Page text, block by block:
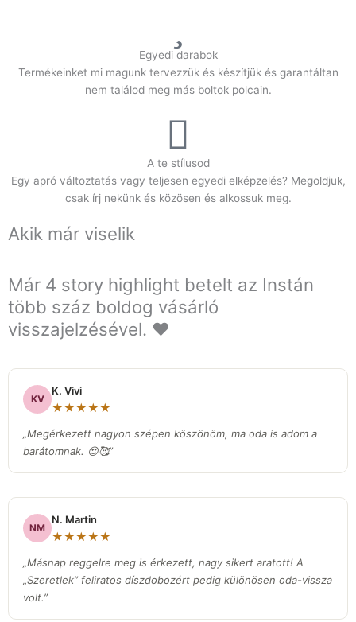
Egyedi darabok
Termékeinket mi magunk tervezzük és készítjük és garantáltan
nem találod meg más boltok polcain.
A te stílusod
Egy apró változtatás vagy teljesen egyedi elképzelés? Megoldjuk,
csak írj nekünk és közösen és alkossuk meg.
Akik már viselik
Már 4 story highlight betelt az Instán
több száz boldog vásárló
visszajelzésével. ❤️
KV
K. Vivi
★★★★★
„Megérkezett nagyon szépen köszönöm, ma oda is adom a
barátomnak. 😍🥰”
NM
N. Martin
★★★★★
„Másnap reggelre meg is érkezett, nagy sikert aratott! A
„Szeretlek” feliratos díszdobozért pedig különösen oda-vissza
volt.”